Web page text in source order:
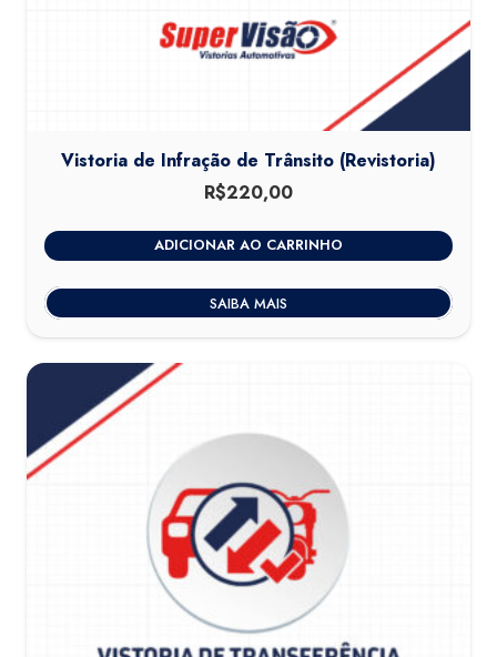
Vistoria de Infração de Trânsito (Revistoria)
R$220,00
ADICIONAR AO CARRINHO
SAIBA MAIS